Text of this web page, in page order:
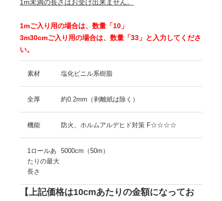
1m未満の長さはお受け出来ません。
1mご入り用の場合は、数量「10」
3m30cmご入り用の場合は、数量「33」と入力してくださ
い。
素材 塩化ビニル系樹脂
全厚 約0.2mm（剥離紙は除く）
機能 防火、ホルムアルデヒド対策 F☆☆☆☆
1ロールあ
たりの最大
長さ
5000cm（50m）
【上記価格は10cmあたりの金額になってお